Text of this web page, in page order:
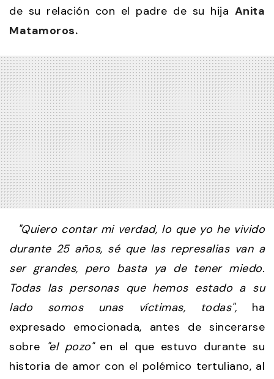
de su relación con el padre de su hija Anita
Matamoros.
"Quiero contar mi verdad, lo que yo he vivido
durante 25 años, sé que las represalias van a
ser grandes, pero basta ya de tener miedo.
Todas las personas que hemos estado a su
lado somos unas víctimas, todas", ha
expresado emocionada, antes de sincerarse
sobre "el pozo"en el que estuvo durante su
historia de amor con el polémico tertuliano, al